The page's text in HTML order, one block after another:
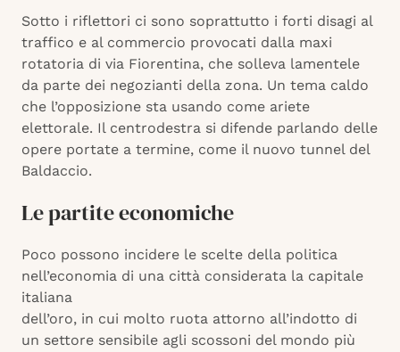
Sotto i riflettori ci sono soprattutto i forti disagi al
traffico e al commercio provocati dalla maxi
rotatoria di via Fiorentina, che solleva lamentele
da parte dei negozianti della zona. Un tema caldo
che l’opposizione sta usando come ariete
elettorale. Il centrodestra si difende parlando delle
opere portate a termine, come il nuovo tunnel del
Baldaccio.
Le partite economiche
Poco possono incidere le scelte della politica
nell’economia di una città considerata la capitale
italiana
dell’oro, in cui molto ruota attorno all’indotto di
un settore sensibile agli scossoni del mondo più